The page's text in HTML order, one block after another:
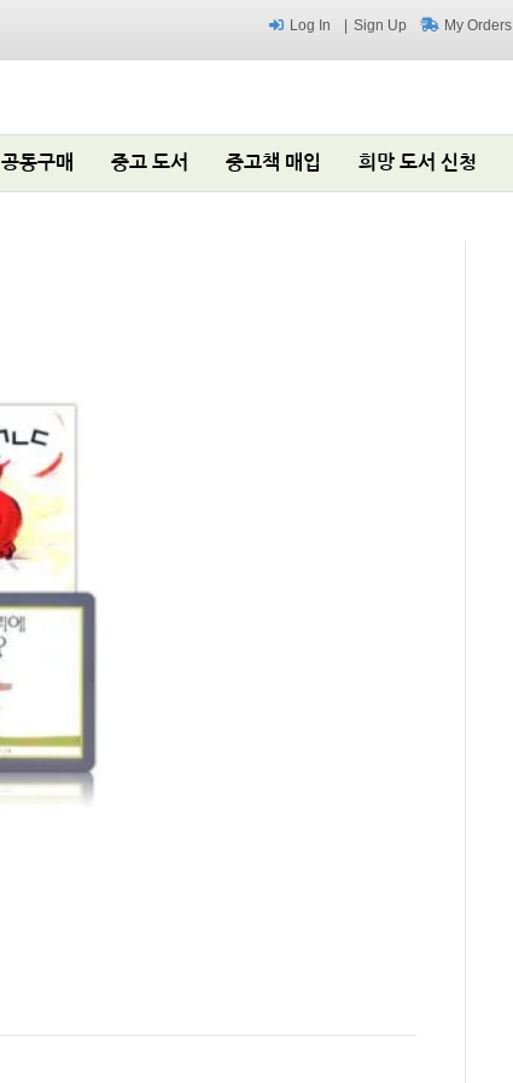
Log In Sign Up My Orders
공동구매 중고 도서 중고책 매입 희망 도서 신청